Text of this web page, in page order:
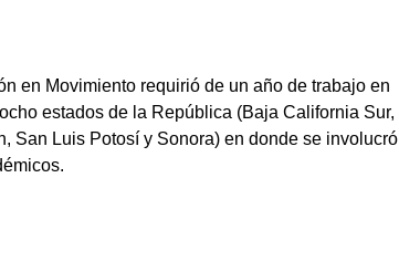
en Movimiento requirió de un año de trabajo en
estados de la República (Baja California Sur,
San Luis Potosí y Sonora) en donde se involucró